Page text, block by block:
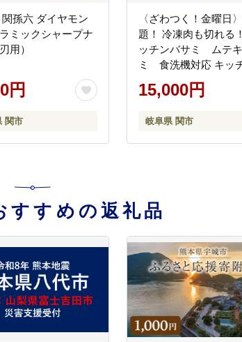
孫六 ダイヤモン
ミックシャープナ
用）
円
関市
〈ざわつく！金曜日
題！ 冷凍肉も切れる
ッチンバサミ ムテ
ミ 食洗機対応 キッ
15,000円
岐阜県 関市
すすめの返礼品